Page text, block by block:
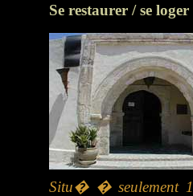
Se restaurer / se
Situ� � seulement